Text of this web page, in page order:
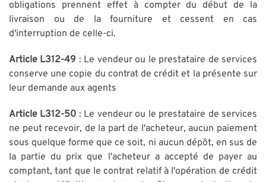
obligations prennent effet à compter du début de la
livraison ou de la fourniture et cessent en cas
d'interruption de celle-ci.
Article L312-49 : Le vendeur ou le prestataire de services
conserve une copie du contrat de crédit et la présente sur
leur demande aux agents
Article L312-50 : Le vendeur ou le prestataire de services
ne peut recevoir, de la part de l'acheteur, aucun paiement
sous quelque forme que ce soit, ni aucun dépôt, en sus de
la partie du prix que l'acheteur a accepté de payer au
comptant, tant que le contrat relatif à l'opération de crédit